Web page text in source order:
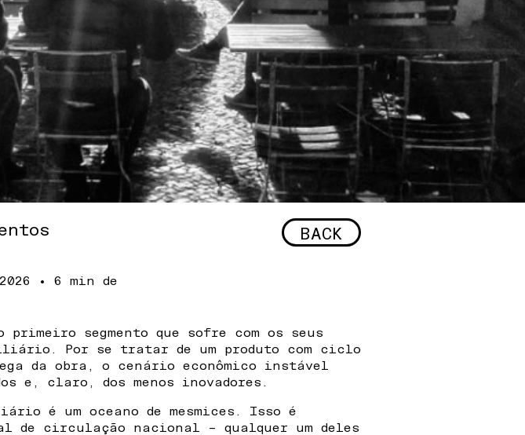
• 6 min de
BACK
segmento que sofre com os seus
Por se tratar de um produto com ciclo
da obra, o cenário econômico instável
e, claro, dos menos inovadores.
é um oceano de mesmices. Isso é
de circulação nacional – qualquer um deles